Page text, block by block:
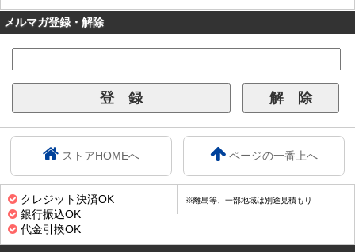
メルマガ登録・解除
ストアHOMEへ ページの一番上へ
クレジット決済OK
銀行振込OK
代金引換OK
※離島等、一部地域は別途見積もり